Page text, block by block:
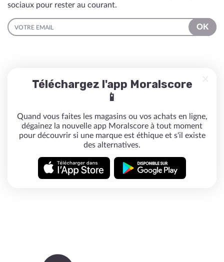
sociaux pour rester au courant.
EMAIL
OK
Téléchargez l'app Moralscore
📱
Quand vous faites les magasins ou vos achats en ligne,
dégainez la nouvelle app Moralscore à tout moment
pour découvrir si une marque est éthique et s'il existe
des alternatives.